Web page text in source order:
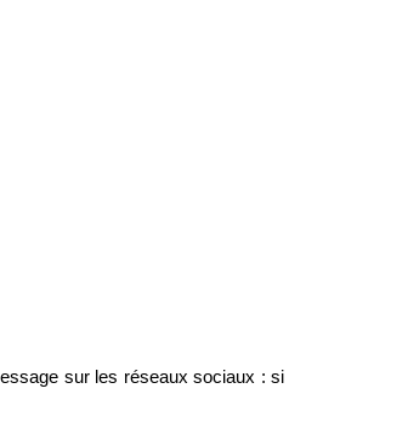
sur les réseaux sociaux : si